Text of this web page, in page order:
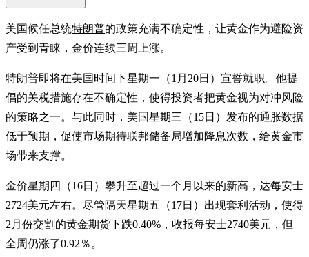
美国候任总统特朗普的政策充满不确定性，让黄金作为避险资
产受到青睐，金价连续三周上涨。
特朗普即将在美国时间下星期一（1月20日）宣誓就职。他提
倡的关税措施存在不确定性，使得投资者把黄金视为对冲风险
的策略之一。与此同时，美国星期三（15日）发布的通胀数据
低于预期，促使市场期待联邦储备局增加降息次数，给黄金市
场带来支撑。
金价星期四（16日）攀升至超过一个月以来的新高，达每安士
2724美元左右。尽管隔天星期五（17日）出现套利活动，使得
2月份交割的黄金期货下跌0.40%，收报每安士2740美元，但
全周仍涨了0.92％。